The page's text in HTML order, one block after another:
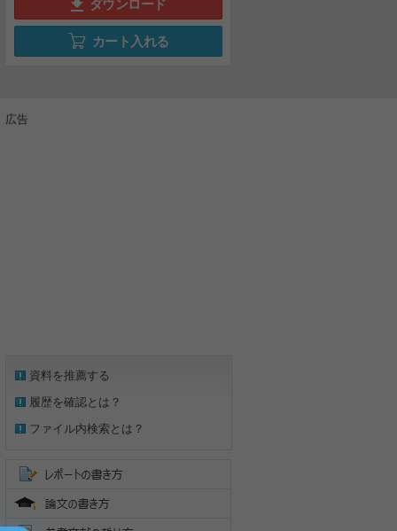
ダウンロード
カート入れる
広告
資料を推薦する
履歴を確認とは？
ファイル内検索とは？